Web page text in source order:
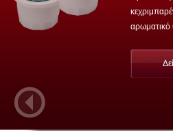
αρωματικό